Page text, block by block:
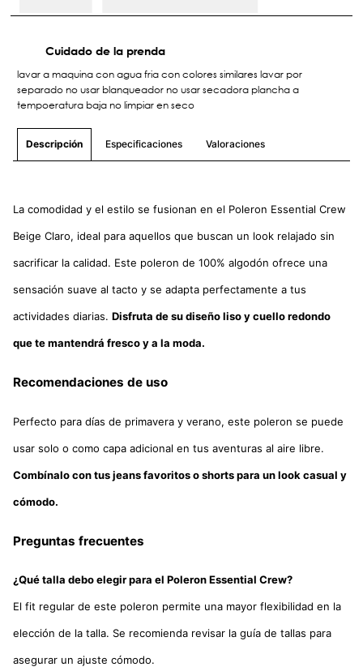
Cuidado de la prenda
lavar a maquina con agua fria con colores similares lavar por
separado no usar blanqueador no usar secadora plancha a
tempoeratura baja no limpiar en seco
Descripción Especificaciones Valoraciones
La comodidad y el estilo se fusionan en el Poleron Essential Crew
Beige Claro, ideal para aquellos que buscan un look relajado sin
sacrificar la calidad. Este poleron de 100% algodón ofrece una
sensación suave al tacto y se adapta perfectamente a tus
actividades diarias. Disfruta de su diseño liso y cuello redondo
que te mantendrá fresco y a la moda.
Recomendaciones de uso
Perfecto para días de primavera y verano, este poleron se puede
usar solo o como capa adicional en tus aventuras al aire libre.
Combínalo con tus jeans favoritos o shorts para un look casual y
cómodo.
Preguntas frecuentes
¿Qué talla debo elegir para el Poleron Essential Crew?
El fit regular de este poleron permite una mayor flexibilidad en la
elección de la talla. Se recomienda revisar la guía de tallas para
asegurar un ajuste cómodo.